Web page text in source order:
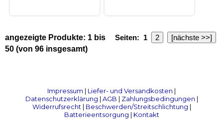
Seiten: 1 2 [nächste >>]
angezeigte Produkte: 1 bis
50 (von 96 insgesamt)
Impressum | Liefer- und Versandkosten |
Datenschutzerklärung | AGB | Zahlungsbedingungen |
Widerrufsrecht | Beschwerden/Streitschlichtung |
Batterieentsorgung | Kontakt